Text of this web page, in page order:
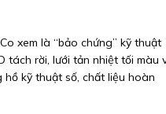
xem là “bảo chứng” kỹ thuật
tách rời, lưới tản nhiệt tối màu
hồ kỹ thuật số, chất liệu hoàn